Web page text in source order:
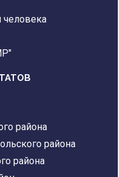
района
района
района